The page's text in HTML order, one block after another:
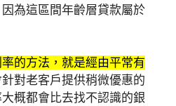
為這區間年齡層貸款屬於
的方法，就是經由平常有
針對老客戶提供稍微優惠的
概都會比去找不認識的銀